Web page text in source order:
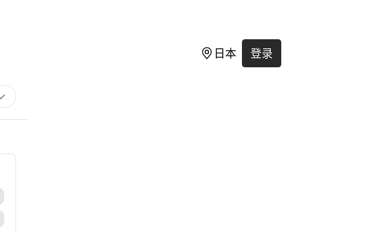
日本 登录